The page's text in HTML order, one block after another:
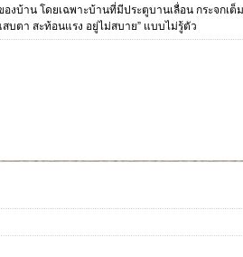
งบ้าน โดยเฉพาะบ้านที่มีประตูบานเลื่อน กระจกเ
บตา สะท้อนแรง อยู่ไม่สบาย” แบบไม่รู้ตัว